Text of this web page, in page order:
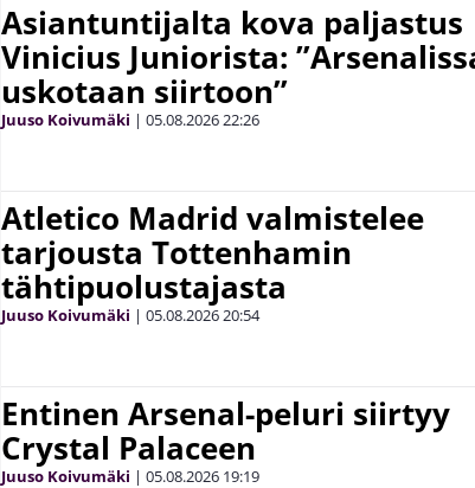
Asiantuntijalta kova paljastus
Vinicius Juniorista:
uskotaan siirtoon”
Juuso Koivumäki | 05.08.202622:26
Atletico Madrid valmistelee
tarjousta Tottenhamin
tähtipuolustajasta
Juuso Koivumäki | 05.08.202620:54
Entinen Arsenal-peluri siirtyy
Crystal Palaceen
Juuso Koivumäki | 05.08.2026 19:19